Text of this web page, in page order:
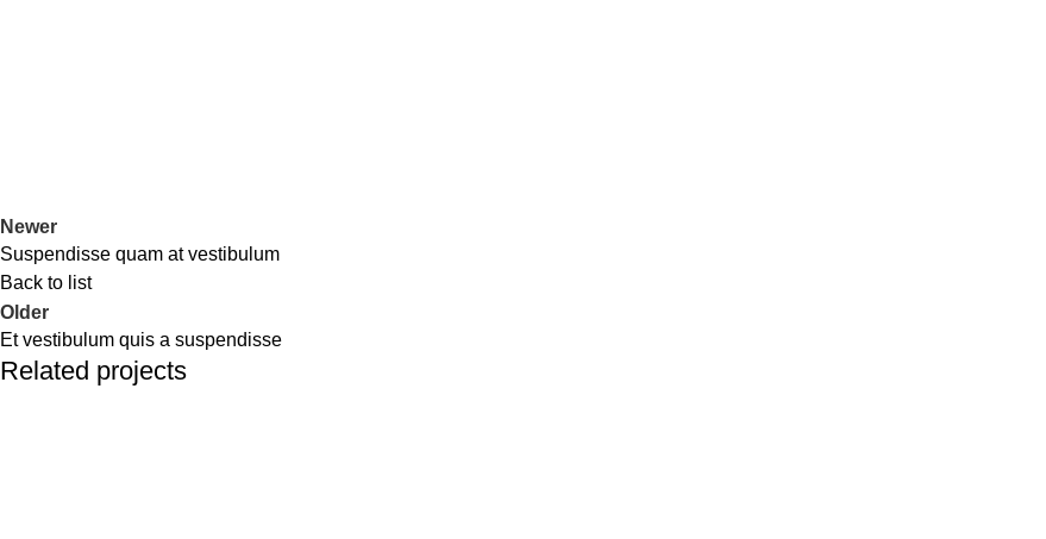
Newer
Suspendisse quam at vestibulum
Back to list
Older
Et vestibulum quis a suspendisse
Related projects